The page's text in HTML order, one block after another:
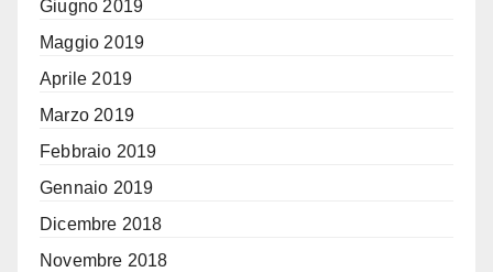
Giugno 2019
Maggio 2019
Aprile 2019
Marzo 2019
Febbraio 2019
Gennaio 2019
Dicembre 2018
Novembre 2018